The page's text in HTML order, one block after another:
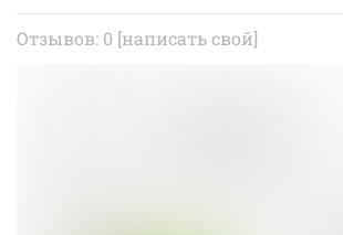
Отзывов: 0 [написать свой]